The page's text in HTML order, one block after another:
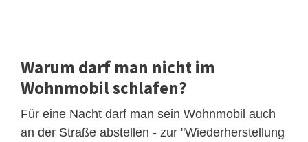
Warum darf man nicht im
Wohnmobil schlafen?
Für eine Nacht darf man sein Wohnmobil auch
an der Straße abstellen - zur "Wiederherstellung